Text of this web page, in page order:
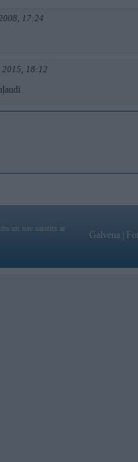
17:24
2015, 18:12
un nav saistīts ar
Galvena